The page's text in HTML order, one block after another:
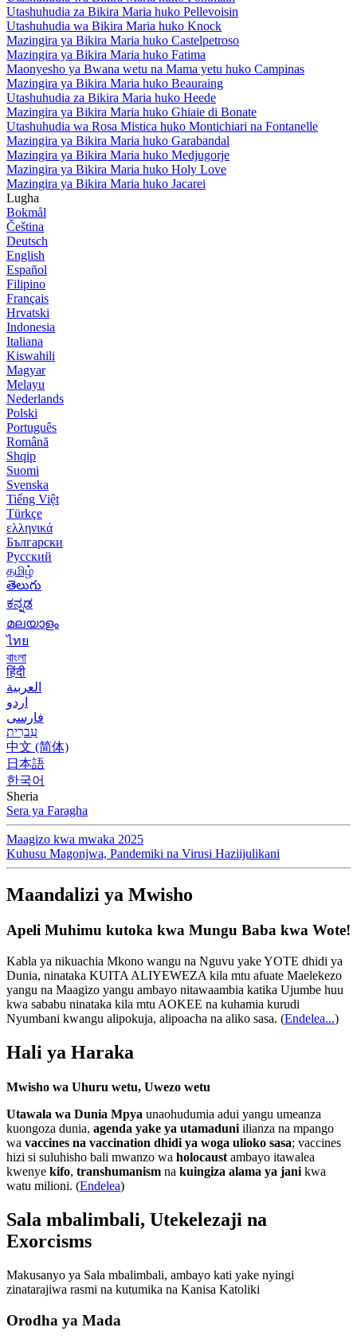
Utashuhudia za Bikira Maria huko Pellevoisin
Utashuhudia wa Bikira Maria huko Knock
Mazingira ya Bikira Maria huko Castelpetroso
Mazingira ya Bikira Maria huko Fatima
Maonyesho ya Bwana wetu na Mama yetu huko Campinas
Mazingira ya Bikira Maria huko Beauraing
Utashuhudia za Bikira Maria huko Heede
Mazingira ya Bikira Maria huko Ghiaie di Bonate
Utashuhudia wa Rosa Mistica huko Montichiari na Fontanelle
Mazingira ya Bikira Maria huko Garabandal
Mazingira ya Bikira Maria huko Medjugorje
Mazingira ya Bikira Maria huko Holy Love
Mazingira ya Bikira Maria huko Jacarei
Lugha
Bokmål
Čeština
Deutsch
English
Español
Filipino
Français
Hrvatski
Indonesia
Italiana
Kiswahili
Magyar
Melayu
Nederlands
Polski
Português
Română
Shqip
Suomi
Svenska
Tiếng Việt
Türkçe
ελληνικά
Български
Русский
தமிழ்
తెలుగు
ಕನ್ನಡ
മലയാളം
ไทย
বাংলা
हिंदी
العربية
اردو
فارسی
עִברִית
中文 (简体)
日本語
한국어
Sheria
Sera ya Faragha
Maagizo kwa mwaka 2025
Kuhusu Magonjwa, Pandemiki na Virusi Haziijulikani
Maandalizi ya Mwisho
Apeli Muhimu kutoka kwa Mungu Baba kwa Wote!
Kabla ya nikuachia Mkono wangu na Nguvu yake YOTE dhidi ya
Dunia, ninataka KUITA ALIYEWEZA kila mtu afuate Maelekezo
yangu na Maagizo yangu ambayo nitawaambia katika Ujumbe huu
kwa sababu ninataka kila mtu AOKEE na kuhamia kurudi
Nyumbani kwangu alipokuja, alipoacha na aliko sasa. (Endelea...)
Hali ya Haraka
Mwisho wa Uhuru wetu, Uwezo wetu
Utawala wa Dunia Mpya unaohudumia adui yangu umeanza
kuongoza dunia, agenda yake ya utamaduni ilianza na mpango
wa vaccines na vaccination dhidi ya woga ulioko sasa; vaccines
hizi si suluhisho bali mwanzo wa holocaust ambayo itawalea
kwenye kifo, transhumanism na kuingiza alama ya jani kwa
watu milioni. (Endelea)
Sala mbalimbali, Utekelezaji na
Exorcisms
Makusanyo ya Sala mbalimbali, ambayo kati yake nyingi
zinatarajiwa rasmi na kutumika na Kanisa Katoliki
Orodha ya Mada